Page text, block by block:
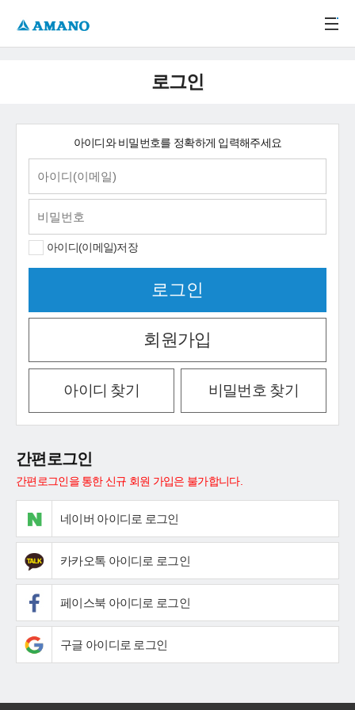
로그인
아이디와 비밀번호를 정확하게 입력해주세요
아이디(이메일)저장
회원가입
아이디 찾기 비밀번호 찾기
간편로그인
간편로그인을 통한 신규 회원 가입은 불가합니다.
네이버 아이디로 로그인
카카오톡 아이디로 로그인
페이스북 아이디로 로그인
구글 아이디로 로그인